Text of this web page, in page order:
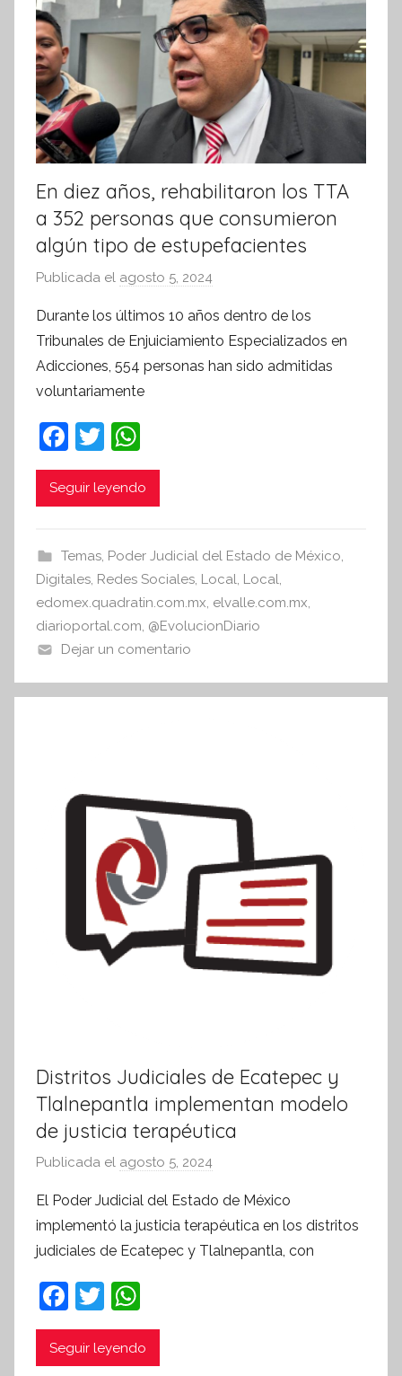
i
v
a
En diez años, rehabilitaron los TTA
a 352 personas que consumieron
algún tipo de estupefacientes
Publicada el agosto 5, 2024
r
S
í
n
f
o
r
t
Durante los últimos 10 años dentro de los
Tribunales de Enjuiciamiento Especializados en
Adicciones, 554 personas han sido admitidas
voluntariamente
F
a
c
b
o
o
k
T
w
itt
h
at
A
p
p
Seguir leyendo
Temas, Poder Judicial del Estado de México,
Digitales, Redes Sociales, Local, Local,
edomex.quadratin.com.mx, elvalle.com.mx,
diarioportal.com, @EvolucionDiario
Dejar un comentario
Distritos Judiciales de Ecatepec y
Tlalnepantla implementan modelo
de justicia terapéutica
Publicada el agosto 5, 2024
r
S
í
El Poder Judicial del Estado de México
implementó la justicia terapéutica en los distritos
judiciales de Ecatepec y Tlalnepantla, con
F
a
c
T
w
itt
h
at
Seguir leyendo